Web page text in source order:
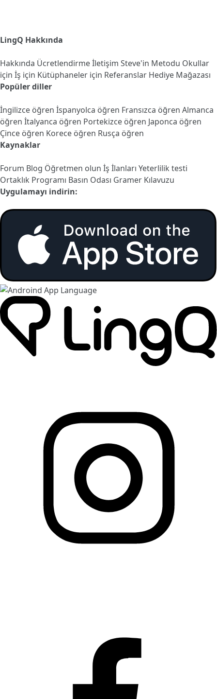
LingQ Hakkında
Hakkında Ücretlendirmeİletişim Steve'in Metodu Okullar
için İş için Kütüphaneler için Referanslar Hediye Mağazası
Popüler diller
İngilizce öğren İspanyolca öğren Fransızca öğren Almanca
öğren İtalyanca öğren Portekizce öğren Japonca öğren
Çince öğren Korece öğren Rusça öğren
Kaynaklar
Forum Blog Öğretmen olun İş İlanları Yeterlilik testi
Ortaklık Programı Basın Odası Gramer Kılavuzu
Uygulamayı indirin: